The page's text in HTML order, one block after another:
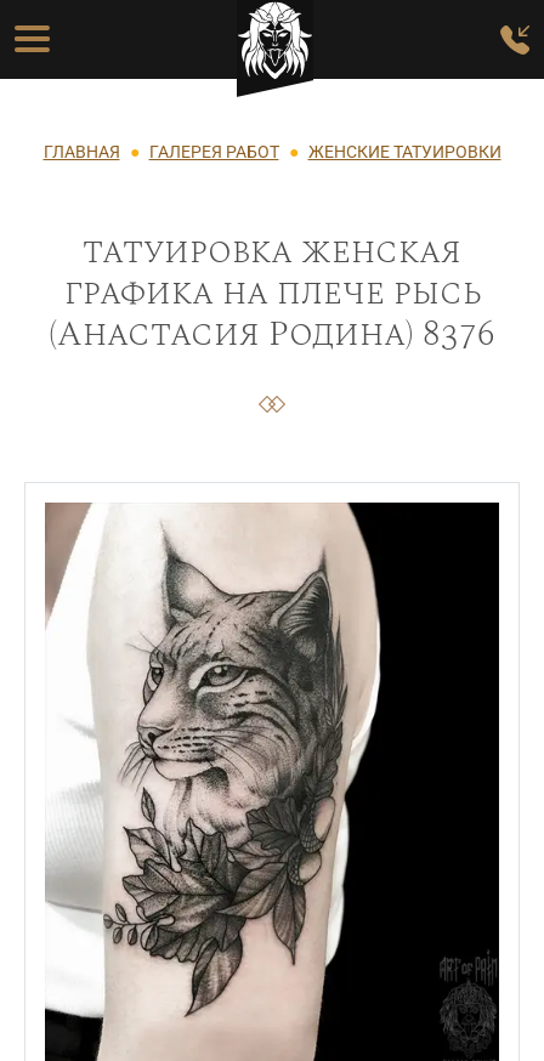
Перейти к основному содержанию
Основная навигация
Строка навигации
ГЛАВНАЯ ГАЛЕРЕЯ РАБОТ ЖЕНСКИЕ ТАТУИРОВКИ
татуировка женская
графика на плече рысь
(Анастасия Родина) 8376